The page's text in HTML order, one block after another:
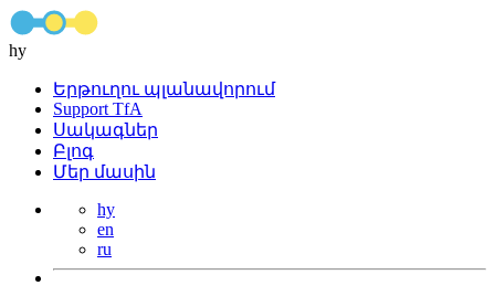
hy
Երթուղու պլանավորում
Support TfA
Սակագներ
Բլոգ
Մեր մասին
hy
en
ru